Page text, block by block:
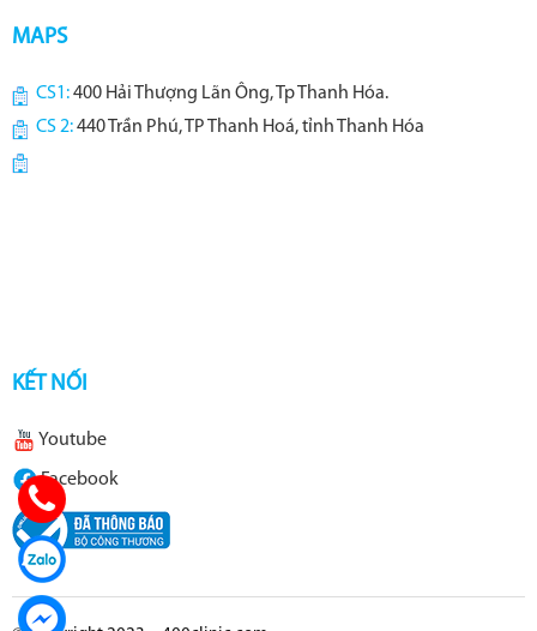
MAPS
CS1:400 Hải Thượng Lãn Ông, Tp Thanh Hóa.
CS 2:440 Trần Phú, TP Thanh Hoá, tỉnh Thanh Hóa
KẾT NỐI
Youtube
Facebook